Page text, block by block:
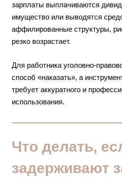
зарплаты выплачиваются
имущество или выводятся
аффилированные структуры,
резко возрастает.
Для работника уголовно-
способ «наказать», а
требует аккуратного и
использования.
Что делать,
задерживают